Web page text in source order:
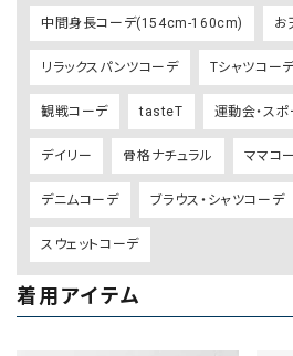
中間身長コーデ(154cm-160cm) お
リラックスパンツコーデ Tシャツコー
観戦コーデ tasteT 運動会・スポ
デイリー 骨格ナチュラル ママコ
デニムコーデ ブラウス・シャツコーデ
スウェットコーデ
着用アイテム